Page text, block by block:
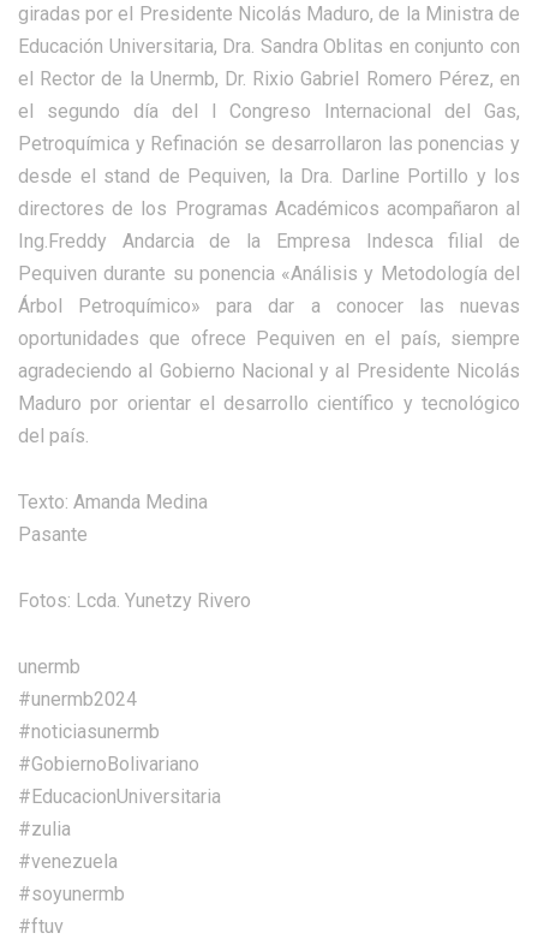
giradas por el Presidente Nicolás Maduro, de la Ministra de
Educación Universitaria, Dra. Sandra Oblitas en conjunto con
el Rector de la Unermb, Dr. Rixio Gabriel Romero Pérez, en
el segundo día del I Congreso Internacional del Gas,
Petroquímica y Refinación se desarrollaron las ponencias y
desde el stand de Pequiven, la Dra. Darline Portillo y los
directores de los Programas Académicos acompañaron al
Ing.Freddy Andarcia de la Empresa Indesca filial de
Pequiven durante su ponencia «Análisis y Metodología del
Árbol Petroquímico» para dar a conocer las nuevas
oportunidades que ofrece Pequiven en el país, siempre
agradeciendo al Gobierno Nacional y al Presidente Nicolás
Maduro por orientar el desarrollo científico y tecnológico
del país.
Texto: Amanda Medina
Pasante
Fotos: Lcda. Yunetzy Rivero
unermb
#unermb2024
#noticiasunermb
#GobiernoBolivariano
#EducacionUniversitaria
#zulia
#venezuela
#soyunermb
#ftuv